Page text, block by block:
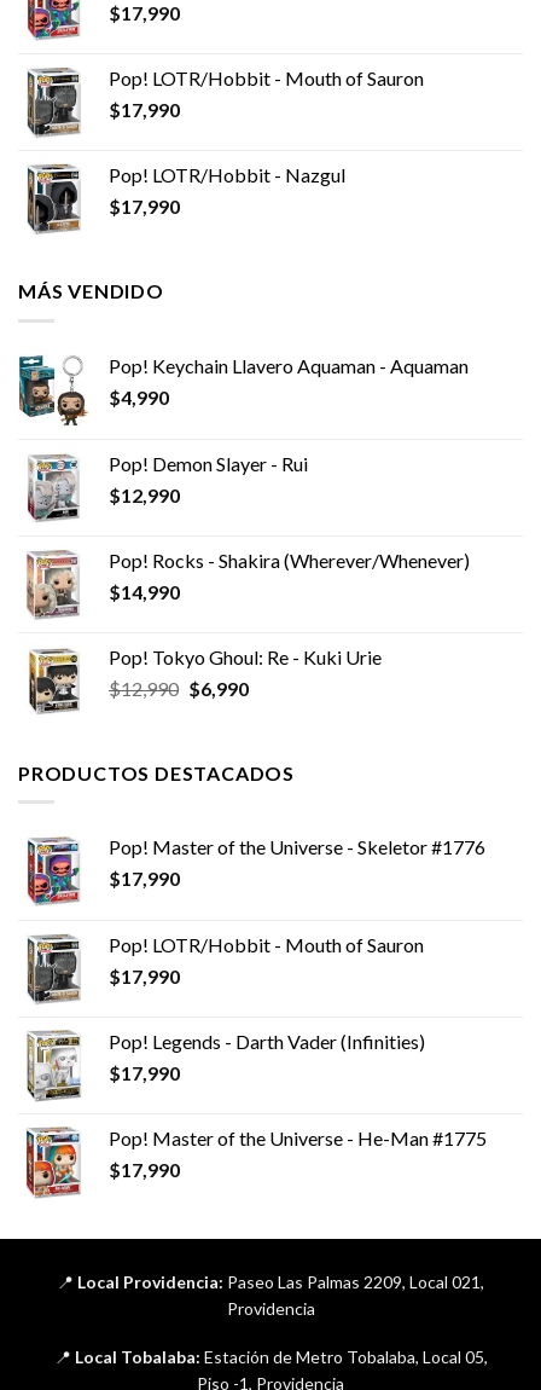
$17,990
Pop! LOTR/Hobbit - Mouth of Sauron
$17,990
Pop! LOTR/Hobbit - Nazgul
$17,990
MÁS VENDIDO
Pop! Keychain Llavero Aquaman - Aquaman
$4,990
Pop! Demon Slayer - Rui
$12,990
Pop! Rocks - Shakira (Wherever/Whenever)
$14,990
Pop! Tokyo Ghoul: Re - Kuki Urie
$12,990 El
era:
$12,990.
$6,990El
es:
$6,990.
PRODUCTOS DESTACADOS
Pop! Master of the Universe - Skeletor #1776
$17,990
Pop! LOTR/Hobbit - Mouth of Sauron
$17,990
Pop! Legends - Darth Vader (Infinities)
$17,990
Pop! Master of the Universe - He-Man #1775
$17,990
📍 Local Providencia: Paseo Las Palmas 2209, Local 021,
Providencia
📍 Local Tobalaba: Estación de Metro Tobalaba, Local 05,
Piso -1, Providencia